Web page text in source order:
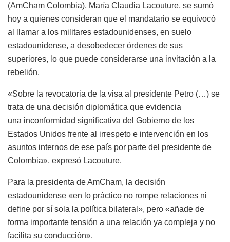
(AmCham Colombia), María Claudia Lacouture, se sumó
hoy a quienes consideran que el mandatario se equivocó
al llamar a los militares estadounidenses, en suelo
estadounidense, a desobedecer órdenes de sus
superiores, lo que puede considerarse una invitación a la
rebelión.
«Sobre la revocatoria de la visa al presidente Petro (…) se
trata de una decisión diplomática que evidencia
una inconformidad significativa del Gobierno de los
Estados Unidos frente al irrespeto e intervención en los
asuntos internos de ese país por parte del presidente de
Colombia», expresó Lacouture.
Para la presidenta de AmCham, la decisión
estadounidense «en lo práctico no rompe relaciones ni
define por sí sola la política bilateral», pero «añade de
forma importante tensión a una relación ya compleja y no
facilita su conducción».